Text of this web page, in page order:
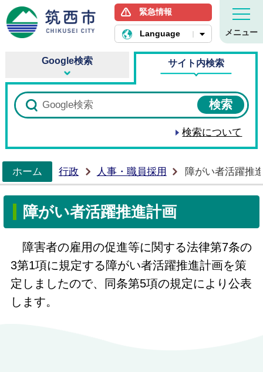
筑西市ホームページ
緊急情報
Language メニュー
Google検索 サイト内検索
検索について
ホーム
行政 人事・職員採用 障がい者活躍推
障がい者活躍推進計画
障害者の雇用の促進等に関する法律第7条の
3第1項に規定する障がい者活躍推進計画を策
定しましたので、同条第5項の規定により公表
します。